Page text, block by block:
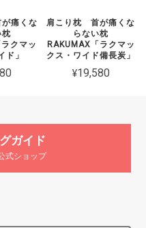
痛くな
枕
クマッ
ド」
肩こり枕 首が痛くな
らない枕
RAKUMAX「ラクマッ
クス・ワイド備長炭」
¥19,580
ガイド
式ショップ